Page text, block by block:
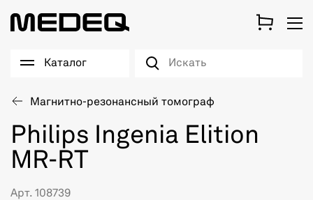
Каталог
Магнитно-резонансный томограф
Philips Ingenia Elition
MR-RT
Арт. 108739